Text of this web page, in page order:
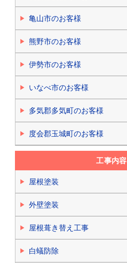
亀山市のお客様
熊野市のお客様
伊勢市のお客様
いなべ市のお客様
多気郡多気町のお客様
度会郡玉城町のお客様
工事内容
屋根塗装
外壁塗装
屋根葺き替え工事
白蟻防除